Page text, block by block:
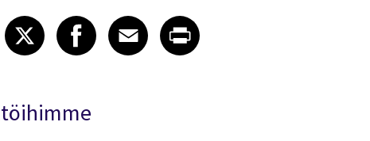
article on LinkedIn
LinkedIn
Share article on X
XShare article on Facebook
Facebook
Share article on Email
Email
Share article on Print